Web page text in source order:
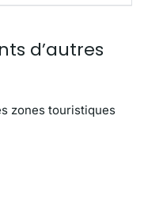
d’autres
zones touristiques